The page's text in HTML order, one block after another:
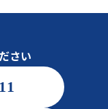
さい